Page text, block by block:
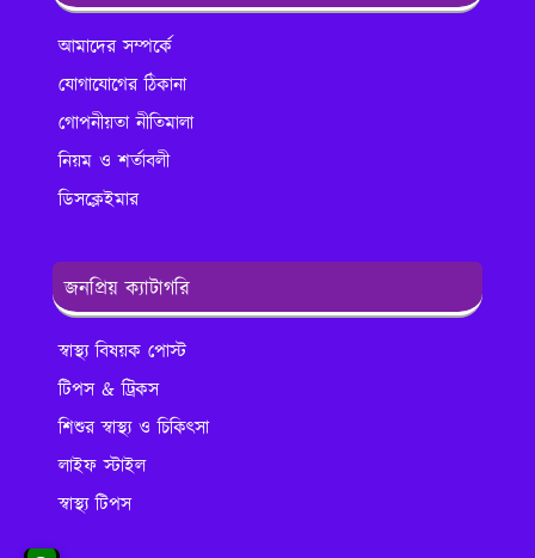
আমাদের সম্পর্কে
যোগাযোগের ঠিকানা
গোপনীয়তা নীতিমালা
নিয়ম ও শর্তাবলী
ডিসক্লেইমার
জনপ্রিয় ক্যাটাগরি
স্বাস্থ্য বিষয়ক পোস্ট
টিপস & ট্রিকস
শিশুর স্বাস্থ্য ও চিকিৎসা
লাইফ স্টাইল
স্বাস্থ্য টিপস